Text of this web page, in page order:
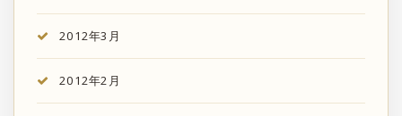
2012年3月
2012年2月